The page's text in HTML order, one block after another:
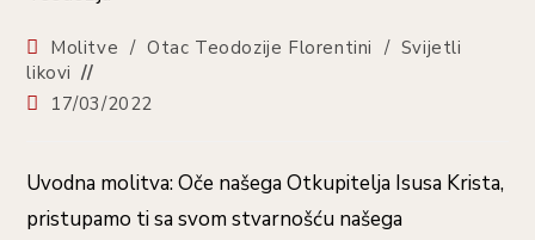
Kategorija
objave:
Molitve / Otac Teodozije Florentini / Svijetli
likovi
Objava
17/03/2022
Uvodna molitva: Oče našega Otkupitelja Isusa Krista,
pristupamo ti sa svom stvarnošću našega